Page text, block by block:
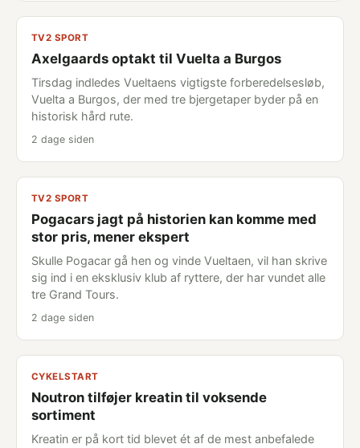
TV2 SPORT
Axelgaards optakt til Vuelta a Burgos
Tirsdag indledes Vueltaens vigtigste forberedelsesløb,
Vuelta a Burgos, der med tre bjergetaper byder på en
historisk hård rute.
2 dage siden
TV2 SPORT
Pogacars jagt på historien kan komme med
stor pris, mener ekspert
Skulle Pogacar gå hen og vinde Vueltaen, vil han skrive
sig ind i en eksklusiv klub af ryttere, der har vundet alle
tre Grand Tours.
2 dage siden
CYKELSTART
Noutron tilføjer kreatin til voksende
sortiment
Kreatin er på kort tid blevet ét af de mest anbefalede